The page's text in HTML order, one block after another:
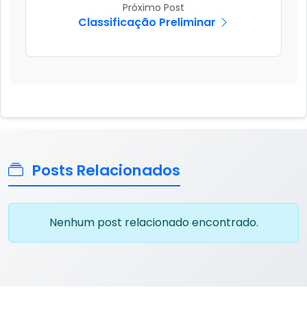
Próximo Post
Classificação Preliminar
Posts Relacionados
Nenhum post relacionado encontrado.